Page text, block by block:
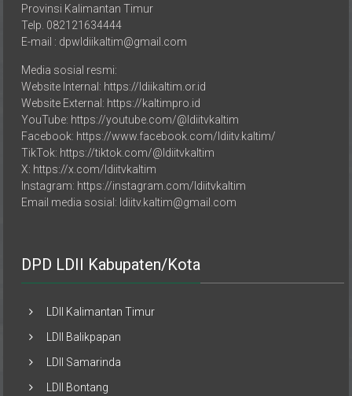
Provinsi Kalimantan Timur
Telp. 082121634444
E-mail : dpwldiikaltim@gmail.com
Media sosial resmi:
Website Internal: https://ldiikaltim.or.id
Website External: https://kaltimpro.id
YouTube: https://youtube.com/@ldiitvkaltim
Facebook: https://www.facebook.com/ldiitv.kaltim/
TikTok: https://tiktok.com/@ldiitvkaltim
X: https://x.com/ldiitvkaltim
Instagram: https://instagram.com/ldiitvkaltim
Email media sosial: ldiitv.kaltim@gmail.com
DPD LDII Kabupaten/Kota
LDII Kalimantan Timur
LDII Balikpapan
LDII Samarinda
LDII Bontang